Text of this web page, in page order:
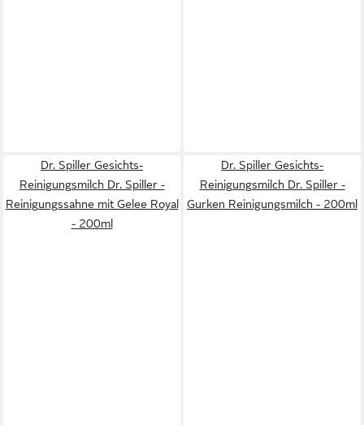
Dr. Spiller Gesichts-
Reinigungsmilch Dr. Spiller -
Reinigungssahne mit Gelee Royal
- 200ml
Dr. Spiller Gesichts-
Reinigungsmilch Dr. Spiller -
Gurken Reinigungsmilch - 200ml